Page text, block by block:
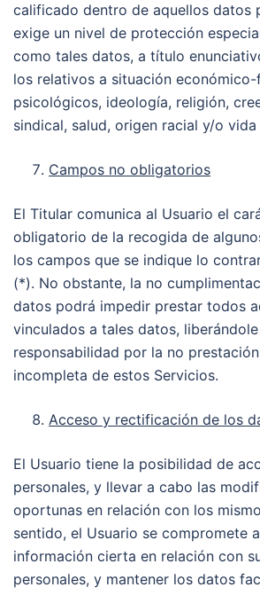
calificado dentro de aquellos datos
exige un nivel de protección
como tales datos, a título
los relativos a situación
psicológicos, ideología, religión,
sindical, salud, origen racial y/o vida
Campos no obligatorios
El Titular comunica al Usuario el
obligatorio de la recogida de
los campos que se indique lo
(*). No obstante, la no
datos podrá impedir prestar todos
vinculados a tales datos,
responsabilidad por la no
incompleta de estos Servicios.
Acceso y rectificación de los
El Usuario tiene la posibilidad de
personales, y llevar a cabo las
oportunas en relación con los
sentido, el Usuario se compromete
información cierta en relación con
personales, y mantener los datos